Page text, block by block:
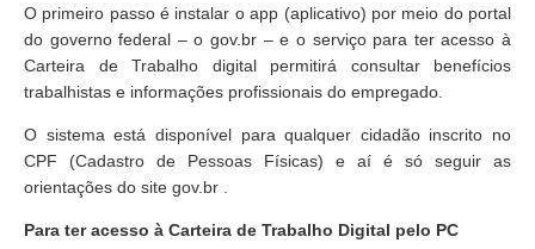
O primeiro passo é instalar o app (aplicativo) por meio do portal
do governo federal – o gov.br – e o serviço para ter acesso à
Carteira de Trabalho digital permitirá consultar benefícios
trabalhistas e informações profissionais do empregado.
O sistema está disponível para qualquer cidadão inscrito no
CPF (Cadastro de Pessoas Físicas) e aí é só seguir as
orientações do site gov.br .
Para ter acesso à Carteira de Trabalho Digital pelo PC